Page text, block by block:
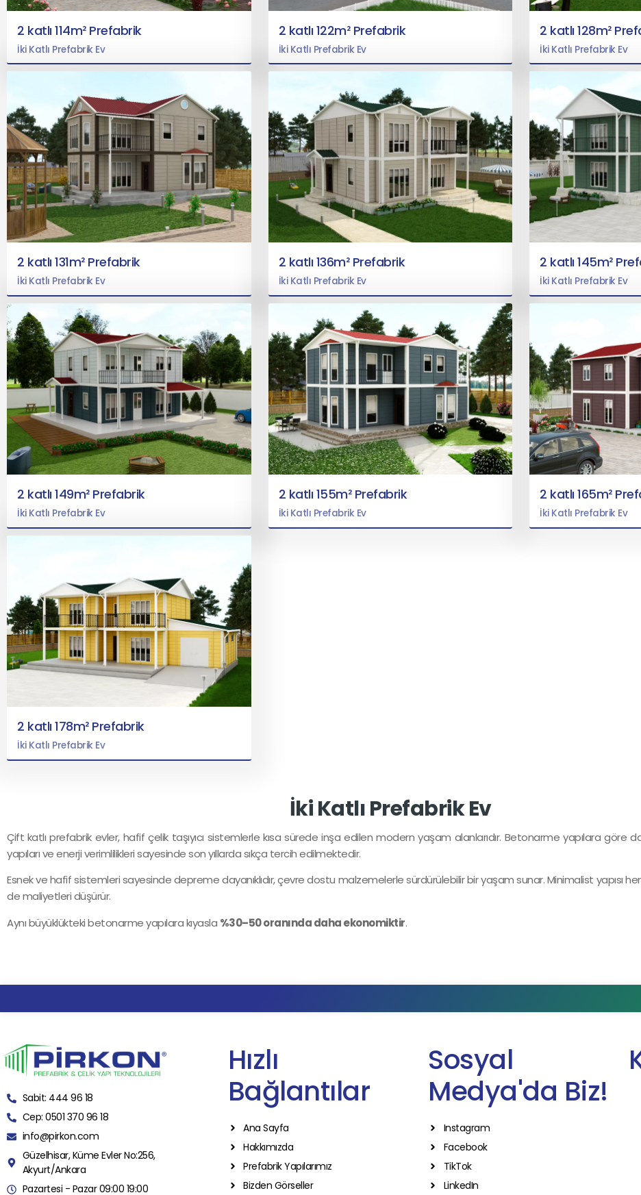
2 katlı 114m² Prefabrik
İki Katlı Prefabrik Ev
2 katlı 122m² Prefabrik
İki Katlı Prefabrik Ev
2 katlı 128m²
İki Katlı Prefabrik Ev
2 katlı 131m² Prefabrik
İki Katlı Prefabrik Ev
2 katlı 136m² Prefabrik
İki Katlı Prefabrik Ev
2 katlı 145m²
İki Katlı Prefabrik Ev
2 katlı 149m² Prefabrik
İki Katlı Prefabrik Ev
2 katlı 155m² Prefabrik
İki Katlı Prefabrik Ev
2 katlı 165m²
İki Katlı Prefabrik Ev
2 katlı 178m² Prefabrik
İki Katlı Prefabrik Ev
İki Katlı Prefabrik Ev
Çift katlı prefabrik evler, hafif çelik taşıyıcı sistemlerle kısa sürede inşa edilen modern yaşam alanlarıdır. Betonarme yapılara göre
yapıları ve enerji verimlilikleri sayesinde son yıllarda sıkça tercih edilmektedir.
Esnek ve hafif sistemleri sayesinde depreme dayanıklıdır, çevre dostu malzemelerle sürdürülebilir bir yaşam sunar. Minimalist yapısı
de maliyetleri düşürür.
Aynı büyüklükteki betonarme yapılara kıyasla %30–50 oranında daha ekonomiktir.
Sabit: 444 96 18
Cep: 0501 370 96 18
info@pirkon.com
Güzelhisar, Küme Evler No:256,
Akyurt/Ankara
Pazartesi - Pazar 09:00 19:00
Hızlı
Bağlantılar
Ana Sayfa
Hakkımızda
Prefabrik Yapılarımız
Bizden Görseller
Sosyal
Medya'da Biz!
Instagram
Facebook
TikTok
LinkedIn